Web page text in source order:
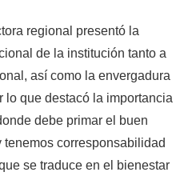
regional presentó la
de la institución tanto a
así como la envergadura
lo que destacó la importancia
debe primar el buen
tenemos corresponsabilidad
se traduce en el bienestar